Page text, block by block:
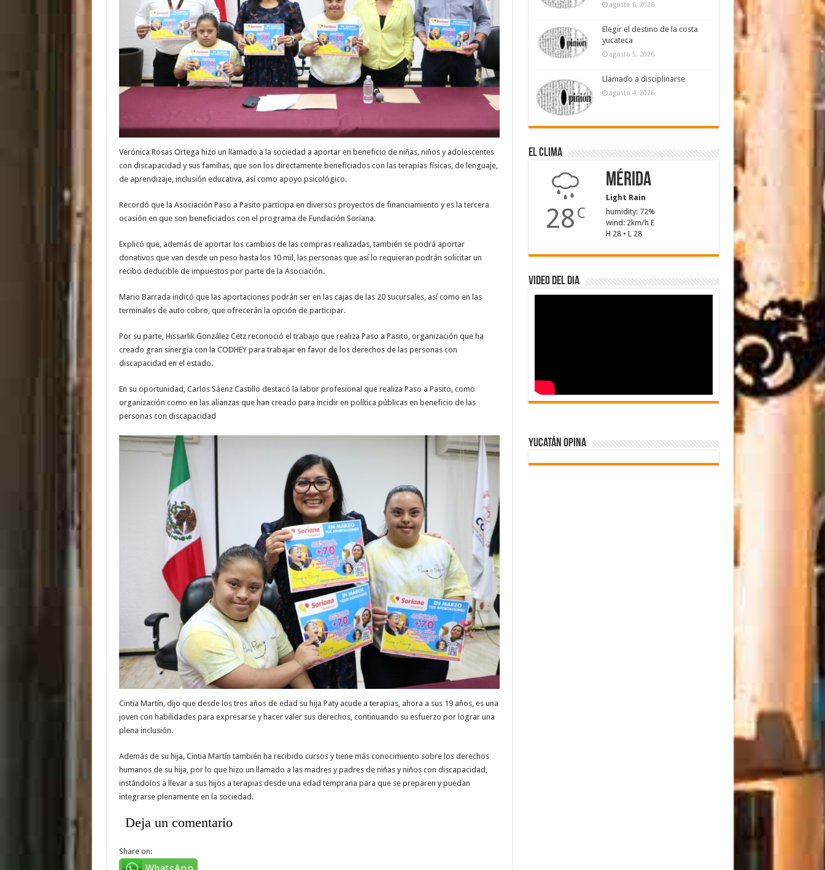
Verónica Rosas Ortega hizo un llamado a la sociedad a aportar en beneficio de niñas, niños y adolescentes
con discapacidad y sus familias, que son los directamente beneficiados con las terapias físicas, de lenguaje,
de aprendizaje, inclusión educativa, así como apoyo psicológico.
Recordó que la Asociación Paso a Pasito participa en diversos proyectos de financiamiento y es la tercera
ocasión en que son beneficiados con el programa de Fundación Soriana.
Explicó que, además de aportar los cambios de las compras realizadas, también se podrá aportar
donativos que van desde un peso hasta los 10 mil, las personas que así lo requieran podrán solicitar un
recibo deducible de impuestos por parte de la Asociación.
Mario Barrada indicó que las aportaciones podrán ser en las cajas de las 20 sucursales, así como en las
terminales de auto cobro, que ofrecerán la opción de participar.
Por su parte, Hissarlik González Cetz reconoció el trabajo que realiza Paso a Pasito, organización que ha
creado gran sinergia con la CODHEY para trabajar en favor de los derechos de las personas con
discapacidad en el estado.
En su oportunidad, Carlos Sáenz Castillo destacó la labor profesional que realiza Paso a Pasito, como
organización como en las alianzas que han creado para incidir en política públicas en beneficio de las
personas con discapacidad
Cintia Martín, dijo que desde los tres años de edad su hija Paty acude a terapias, ahora a sus 19 años, es una
joven con habilidades para expresarse y hacer valer sus derechos, continuando su esfuerzo por lograr una
plena inclusión.
Además de su hija, Cintia Martín también ha recibido cursos y tiene más conocimiento sobre los derechos
humanos de su hija, por lo que hizo un llamado a las madres y padres de niñas y niños con discapacidad,
instándolos a llevar a sus hijos a terapias desde una edad temprana para que se preparen y puedan
integrarse plenamente en la sociedad.
Deja un comentario
Share on:
agosto 6, 2026
Elegir el destino de la costa
yucateca
agosto 5, 2026
Llamado a disciplinarse
agosto 4, 2026
El Clima
28 C
Mérida
Light Rain
humidity: 72%
wind: 2km/h E
H 28 • L 28
Video del dia
Yucatán Opina